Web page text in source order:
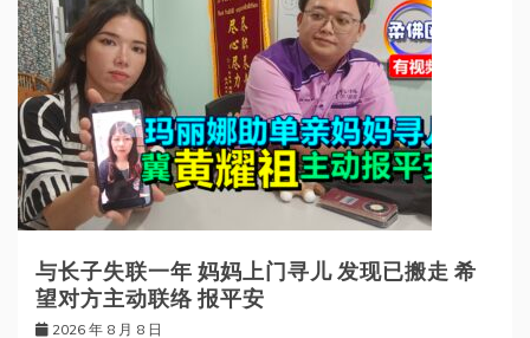
与长子失联一年 妈妈上门寻儿 发现已搬走 希
望对方主动联络 报平安
2026 年 8 月 8 日